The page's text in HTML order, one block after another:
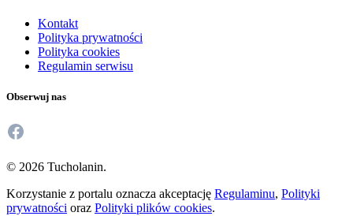
Kontakt
Polityka prywatności
Polityka cookies
Regulamin serwisu
Obserwuj nas
Facebook
© 2026 Tucholanin.
Korzystanie z portalu oznacza akceptację Regulaminu, Polityki
prywatności oraz Polityki plików cookies.